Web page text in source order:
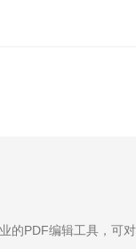
的PDF编辑工具，可对